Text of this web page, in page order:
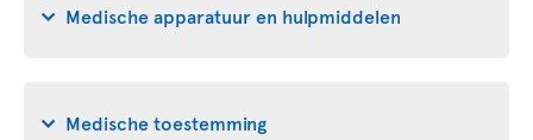
Medische apparatuur en hulpmiddelen
Medische toestemming